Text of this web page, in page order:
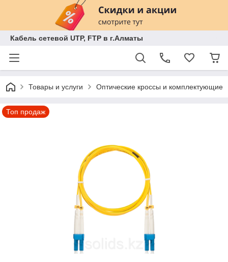
Кабель сетевой UTP, FTP в г.Алматы
Товары и услуги Оптические кроссы и комплектующие
Топ продаж